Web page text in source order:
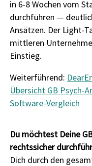
in 6-8 Wochen vom
durchführen —
Ansätzen. Der Light-
mittleren
Einstieg.
Weiterführend:
Übersicht GB Psych-
Software-Vergleich
Du möchtest Deine
rechtssicher
Dich durch den